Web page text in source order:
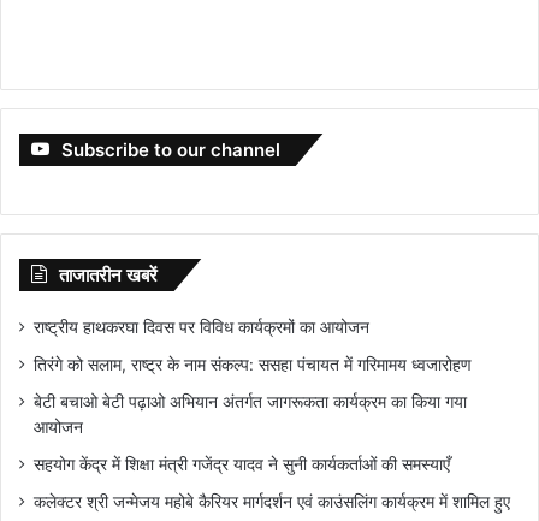
Subscribe to our channel
ताजातरीन खबरें
राष्ट्रीय हाथकरघा दिवस पर विविध कार्यक्रमों का आयोजन
तिरंगे को सलाम, राष्ट्र के नाम संकल्प: ससहा पंचायत में गरिमामय ध्वजारोहण
बेटी बचाओ बेटी पढ़ाओ अभियान अंतर्गत जागरूकता कार्यक्रम का किया गया
आयोजन
सहयोग केंद्र में शिक्षा मंत्री गजेंद्र यादव ने सुनी कार्यकर्ताओं की समस्याएँ
कलेक्टर श्री जन्मेजय महोबे कैरियर मार्गदर्शन एवं काउंसलिंग कार्यक्रम में शामिल हुए